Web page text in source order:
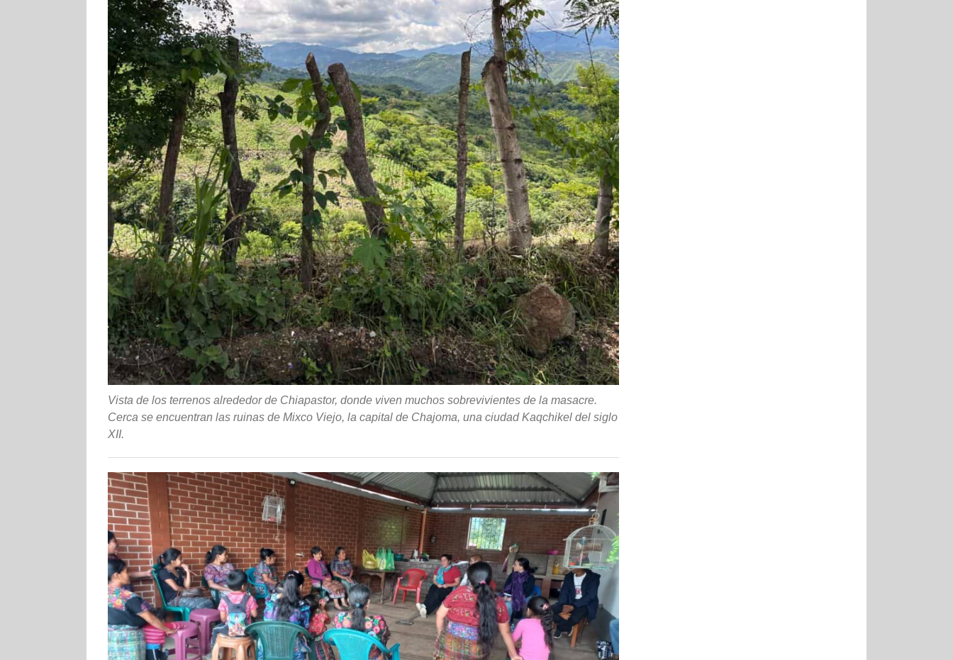
Vista de los terrenos alrededor de Chiapastor, donde viven muchos sobrevivientes de la masacre.
Cerca se encuentran las ruinas de Mixco Viejo, la capital de Chajoma, una ciudad Kaqchikel del siglo
XII.